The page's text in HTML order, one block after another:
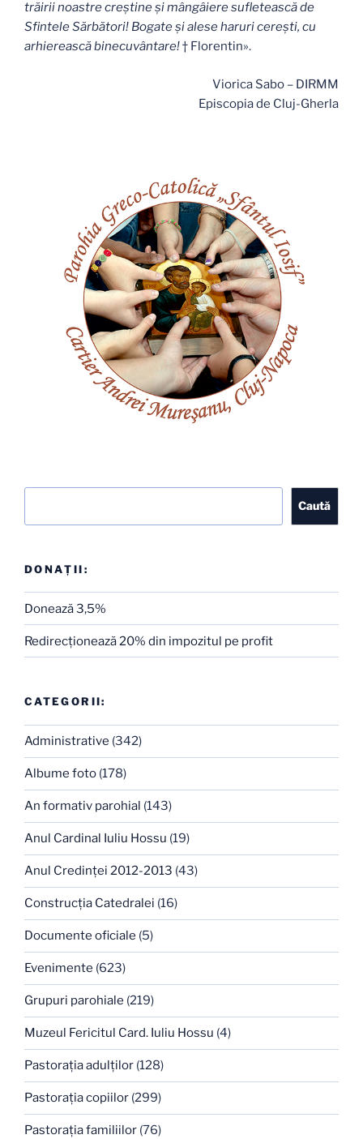
trăirii noastre creştine şi mângâiere sufletească de
Sfintele Sărbători! Bogate şi alese haruri cereşti, cu
arhierească binecuvântare!† Florentin».
Viorica Sabo – DIRMM
Episcopia de Cluj-Gherla
Caută
DONAȚII:
Donează 3,5%
Redirecţionează 20% din impozitul pe profit
CATEGORII:
Administrative (342)
Albume foto (178)
An formativ parohial (143)
Anul Cardinal Iuliu Hossu (19)
Anul Credinţei 2012-2013 (43)
Construcţia Catedralei (16)
Documente oficiale (5)
Evenimente (623)
Grupuri parohiale (219)
Muzeul Fericitul Card. Iuliu Hossu (4)
Pastoraţia adulţilor (128)
Pastoraţia copiilor (299)
Pastoraţia familiilor (76)